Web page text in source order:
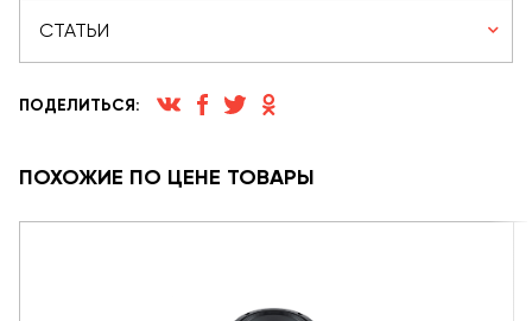
СТАТЬИ
ПОДЕЛИТЬСЯ:
ПОХОЖИЕ ПО ЦЕНЕ ТОВАРЫ